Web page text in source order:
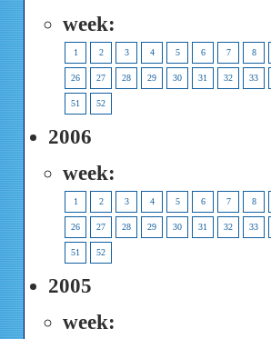
week:
1 2 3 4 5 6 7 8
26 27 28 29 30 31 32 33
51 52
2006
week:
1 2 3 4 5 6 7 8
26 27 28 29 30 31 32 33
51 52
2005
week: